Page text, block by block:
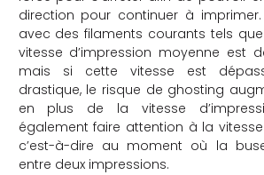
direction pour continuer à
avec des filaments courants tels
vitesse d’impression moyenne est
mais si cette vitesse est
drastique, le risque de ghosting
en plus de la vitesse
également faire attention à la
c’est-à-dire au moment où la
entre deux impressions.